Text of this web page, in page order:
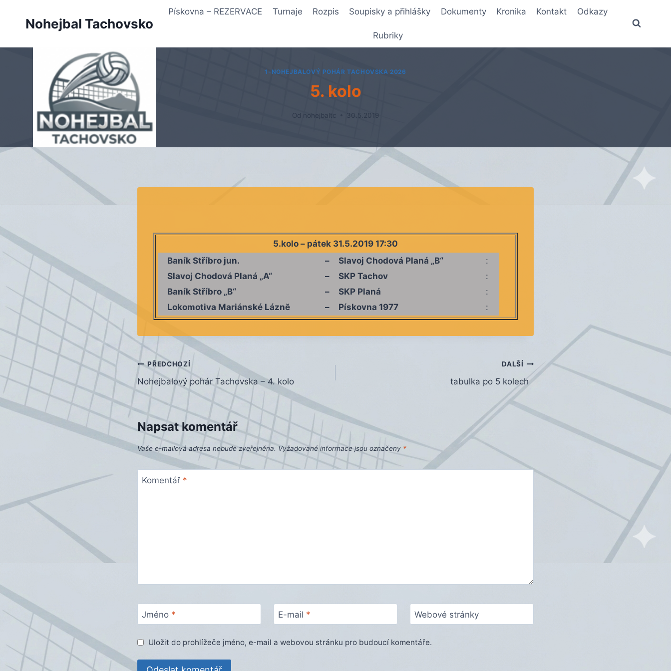
Nohejbal Tachovsko
Pískovna – REZERVACE Turnaje Rozpis Soupisky a přihlášky Dokumenty Kronika Kontakt Odkazy
Rubriky
1-NOHEJBALOVÝ POHÁR TACHOVSKA 2026
5. kolo
Od nohejbaltc 30.5.2019
5.kolo – pátek 31.5.2019 17:30
Baník Stříbro jun.
– Slavoj Chodová Planá „B“
:
Slavoj Chodová Planá „A“
– SKP Tachov
:
Baník Stříbro „B“
– SKP Planá
:
Lokomotiva Mariánské Láznĕ
– Pískovna 1977 :
Navigace
pro
příspěvek
PŘEDCHOZÍ
Nohejbalový pohár Tachovska – 4. kolo
DALŠÍ
tabulka po 5 kolech
Napsat komentář
Vaše e-mailová adresa nebude zveřejněna. Vyžadované informace jsou označeny *
Komentář *
Jméno * E-mail * Webové stránky
Uložit do prohlížeče jméno, e-mail a webovou stránku pro budoucí komentáře.